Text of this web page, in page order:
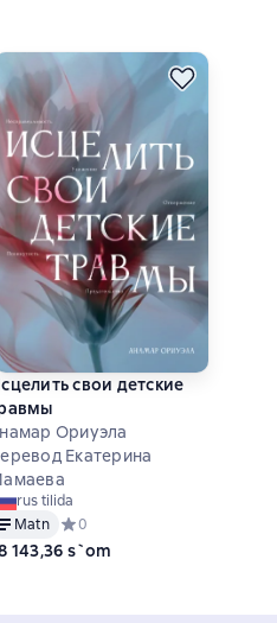
свои детские
Ориуэла
Екатерина
rus tilida
Matn
Средний рейтинг 0 на основе
0
143,36 s`om